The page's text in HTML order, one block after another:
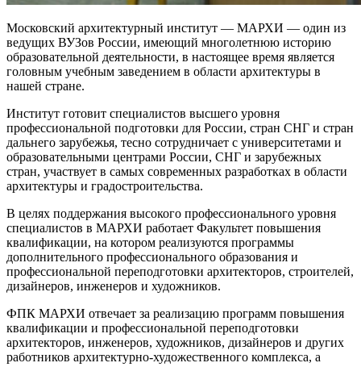
Московский архитектурный институт — МАРХИ — один из
ведущих ВУЗов России, имеющий многолетнюю историю
образовательной деятельности, в настоящее время является
головным учебным заведением в области архитектуры в
нашей стране.
Институт готовит специалистов высшего уровня
профессиональной подготовки для России, стран СНГ и стран
дальнего зарубежья, тесно сотрудничает с университетами и
образовательными центрами России, СНГ и зарубежных
стран, участвует в самых современных разработках в области
архитектуры и градостроительства.
В целях поддержания высокого профессионального уровня
специалистов в МАРХИ работает Факультет повышения
квалификации, на котором реализуются программы
дополнительного профессионального образования и
профессиональной переподготовки архитекторов, строителей,
дизайнеров, инженеров и художников.
ФПК МАРХИ отвечает за реализацию программ повышения
квалификации и профессиональной переподготовки
архитекторов, инженеров, художников, дизайнеров и других
работников архитектурно-художественного комплекса, а